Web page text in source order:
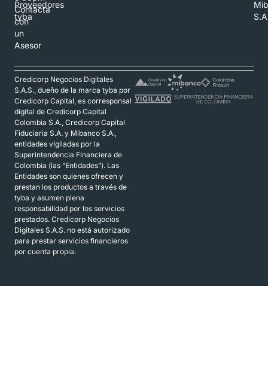
Contacta
con
un
Asesor
Proveedores
tyba
Credicorp Negocios Digitales
S.A.S., dueño de la marca tyba por
Credicorp Capital, es corresponsal
digital de Credicorp Capital
Colombia S.A., Credicorp Capital
Fiduciaria S.A. y Mibanco S.A.,
entidades vigiladas por la
Superintendencia Financiera de
Colombia (las “Entidades”). Las
Entidades son quienes ofrecen y
prestan los productos a través de
tyba y asumen plena
responsabilidad por los servicios
prestados. Credicorp Negocios
Digitales S.A.S. no está autorizado
para prestar servicios financieros
por cuenta propia.